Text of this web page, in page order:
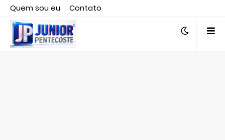
Quem sou eu
Contato
Editor responsável, jornalista Clovis Almeida.